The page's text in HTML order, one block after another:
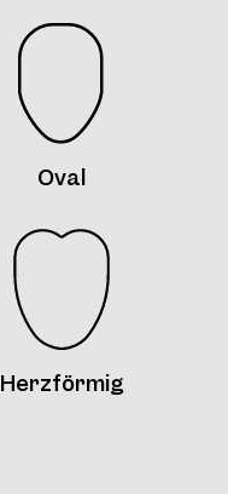
Oval
Herzförmig